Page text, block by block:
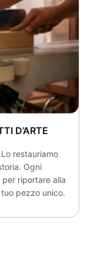
D’ARTE
restauriamo
Ogni
riportare alla
pezzo unico.